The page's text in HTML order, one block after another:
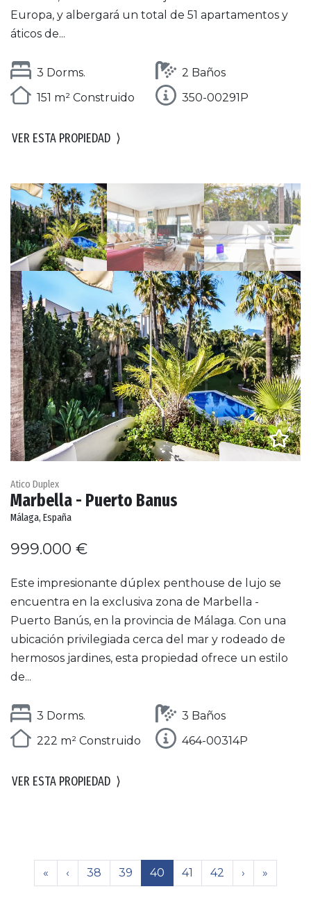
Europa, y albergará un total de 51 apartamentos y
áticos de...
3 Dorms.
2 Baños
151 m² Construido
350-00291P
VER ESTA PROPIEDAD ⟩
Atico Duplex
Marbella - Puerto Banus
Málaga, España
999.000 €
Este impresionante dúplex penthouse de lujo se
encuentra en la exclusiva zona de Marbella -
Puerto Banús, en la provincia de Málaga. Con una
ubicación privilegiada cerca del mar y rodeado de
hermosos jardines, esta propiedad ofrece un estilo
de...
3 Dorms.
3 Baños
222 m² Construido
464-00314P
VER ESTA PROPIEDAD ⟩
« ‹ 38 39 40 41 42 › »